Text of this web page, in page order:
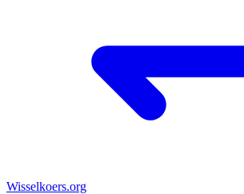
Wisselkoers.org